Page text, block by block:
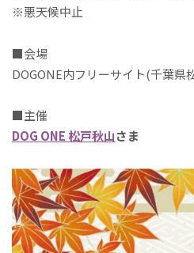
※悪天候中止
■会場
DOGONE内フリーサイト(千葉県
■主催
DOG ONE 松戸秋山さま